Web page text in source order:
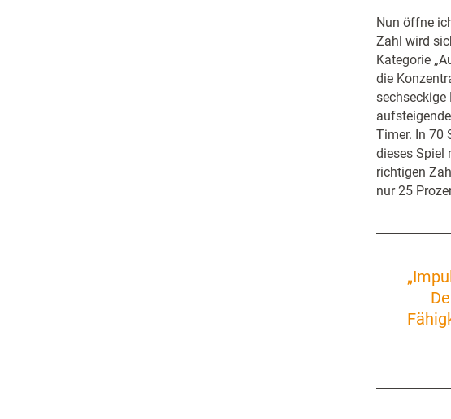
Nun öffne
Zahl wird
Kategorie
die
sechseckige
Timer. In 70
dieses Spiel
richtigen
nur 25